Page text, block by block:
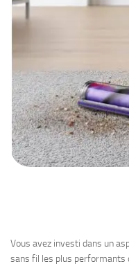
Vous avez investi dans un
sans fil les plus performants